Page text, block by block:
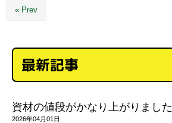
« Prev
最新記事
資材の値段がかなり上がりました
2026年04月01日